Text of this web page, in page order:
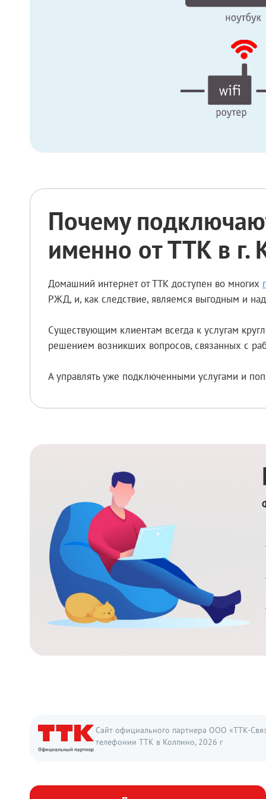
Почему
именно от ТТК в г.
Домашний интернет от ТТК доступен во многих
РЖД, и, как следствие, являемся выгодным и
Существующим клиентам всегда к услугам
решением возникших вопросов, связанных с
А управлять уже подключенными услугами и
Сайт официального партнера ООО «ТТК-
телефонии ТТК в Колпино, 2026 г